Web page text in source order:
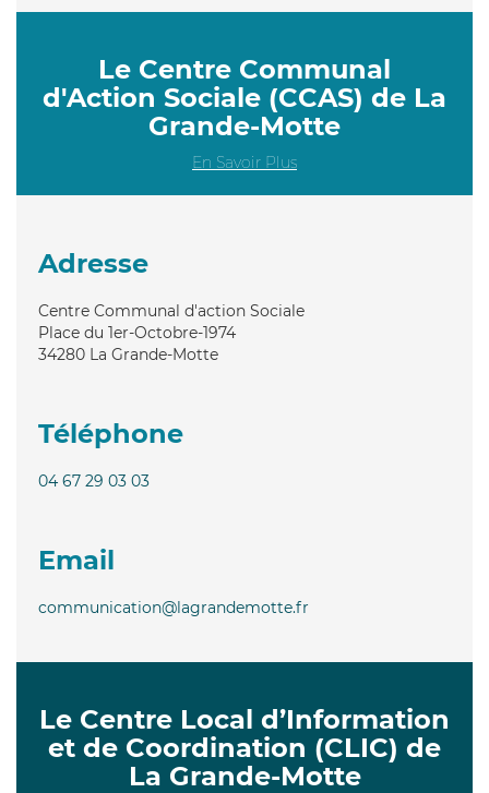
Le Centre Communal
d'Action Sociale (CCAS) de La
Grande-Motte
En Savoir Plus
Adresse
Centre Communal d'action Sociale
Place du 1er-Octobre-1974
34280 La Grande-Motte
Téléphone
04 67 29 03 03
Email
communication@lagrandemotte.fr
Le Centre Local d’Information
et de Coordination (CLIC) de
La Grande-Motte